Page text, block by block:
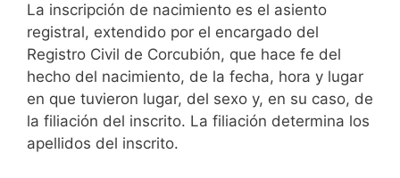
La inscripción de nacimiento es el asiento
registral, extendido por el encargado del
Registro Civil de Corcubión, que hace fe del
hecho del nacimiento, de la fecha, hora y lugar
en que tuvieron lugar, del sexo y, en su caso, de
la filiación del inscrito. La filiación determina los
apellidos del inscrito.